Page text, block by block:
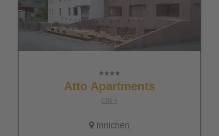
Atto Apartments
CIN +
Innichen